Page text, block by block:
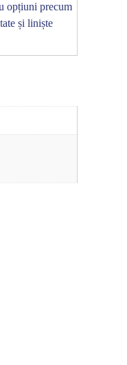
opțiuni precum
și liniște